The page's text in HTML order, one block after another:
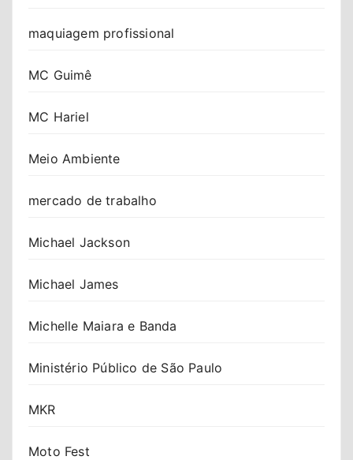
maquiagem profissional
MC Guimê
MC Hariel
Meio Ambiente
mercado de trabalho
Michael Jackson
Michael James
Michelle Maiara e Banda
Ministério Público de São Paulo
MKR
Moto Fest